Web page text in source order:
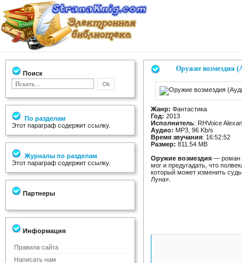
Поиск
По разделам
Этот параграф содержит ссылку.
Журналы по разделам
Этот параграф содержит ссылку.
Партнеры
Информация
Правила сайта
Написать нам
Оружие возмездия
Жанр: Фантастика
Год: 2013
Исполнитель: RHVoice
Аудио: MP3, 96 Kb/s
Время звучания: 16:52:52
Размер: 811.54 MB
Оружие возмездия — роман
мог и предугадать, что
который может изменить
Луна».